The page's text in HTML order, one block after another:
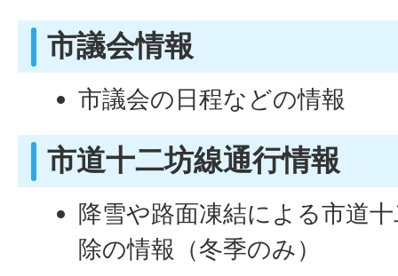
市議会情報
市議会の日程などの情報
市道十二坊線通行情報
降雪や路面凍結による市道
除の情報（冬季のみ）